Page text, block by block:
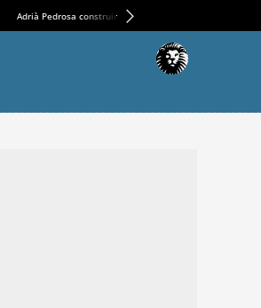
Adrià Pedrosa construirá la nueva residencia en el